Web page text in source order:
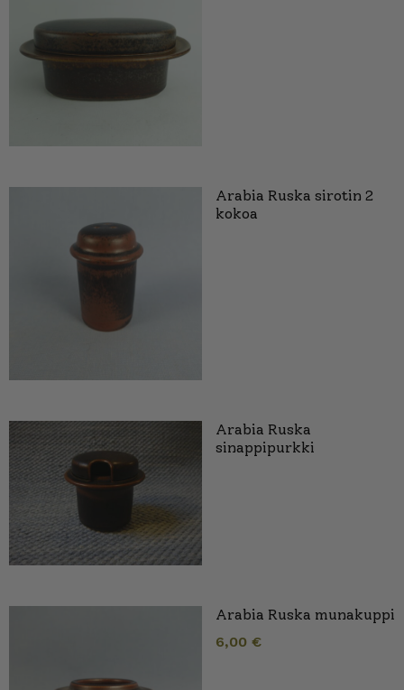
Arabia Ruska sirotin 2
kokoa
Arabia Ruska
sinappipurkki
Arabia Ruska munakuppi
6,00 €